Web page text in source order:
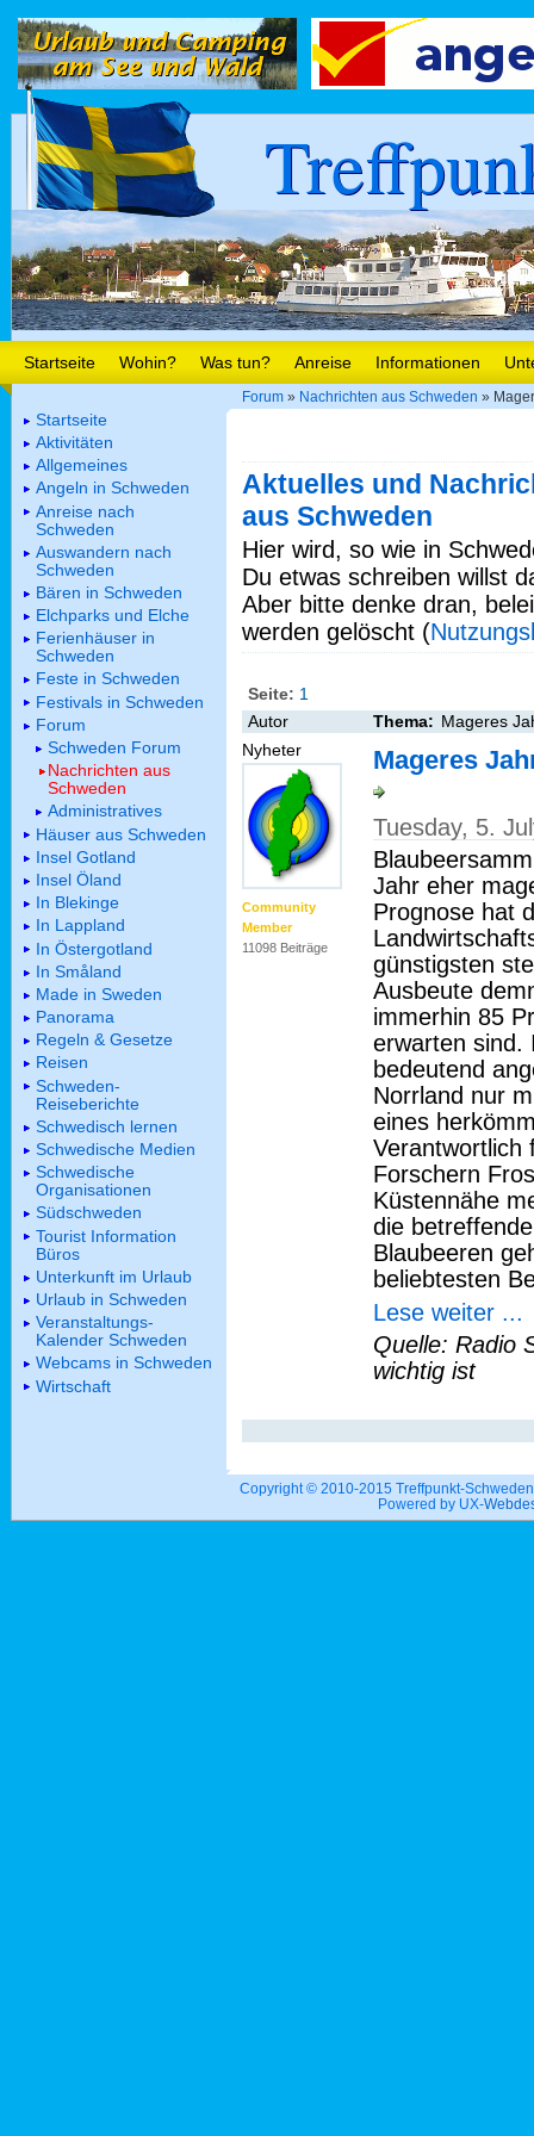
Startseite Wohin? Was tun? Anreise Informationen
Forum » Nachrichten aus Schweden »
Aktuelles und
aus Schweden
Hier wird, so wie in
Du etwas schreiben willst
Aber bitte denke dran,
werden gelöscht (
Seite: 1
Autor
Thema: Mageres
Nyheter
Community
Member
11098 Beiträge
Mageres
Tuesday, 5.
Jahr eher
Prognose hat
günstigsten
Ausbeute
immerhin 85
erwarten sind.
bedeutend
Norrland nur
eines
Verantwortlich
Forschern
Küstennähe
die
Blaubeeren
beliebtesten
Lese weiter ...
Quelle: Radio
wichtig ist
Startseite
Aktivitäten
Allgemeines
Angeln in Schweden
Anreise nach
Schweden
Auswandern nach
Schweden
Bären in Schweden
Elchparks und Elche
Ferienhäuser in
Schweden
Feste in Schweden
Festivals in Schweden
Forum
Schweden Forum
Nachrichten aus
Schweden
Administratives
Häuser aus Schweden
Insel Gotland
Insel Öland
In Blekinge
In Lappland
In Östergotland
In Småland
Made in Sweden
Panorama
Regeln & Gesetze
Reisen
Schweden-
Reiseberichte
Schwedisch lernen
Schwedische Medien
Schwedische
Organisationen
Südschweden
Tourist Information
Büros
Unterkunft im Urlaub
Urlaub in Schweden
Veranstaltungs-
Kalender Schweden
Webcams in Schweden
Wirtschaft
Copyright © 2010-2015 Treffpunkt-
Powered by UX-